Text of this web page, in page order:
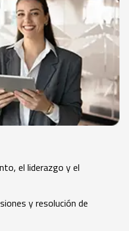
el liderazgo y el
y resolución de